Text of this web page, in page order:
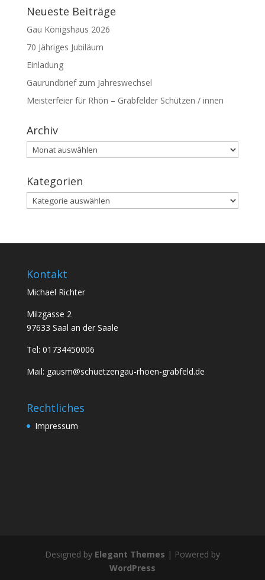
Neueste Beiträge
Gau Königshaus 2026
70 Jähriges Jubiläum
Einladung
Gaurundbrief zum Jahreswechsel
Meisterfeier für Rhön – Grabfelder Schützen / innen
Archiv
Archiv
Kategorien
Kategorien
Kontakt
Michael Richter
Milzgasse 2
97633 Saal an der Saale
Tel: 01734450006
Mail: gausm@schuetzengau-rhoen-grabfeld.de
Rechtliches
Impressum
Designed by Elegant Themes | Powered by
WordPress